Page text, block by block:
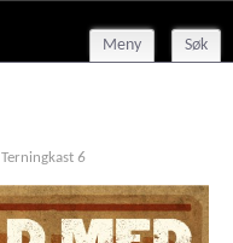
Meny Søk
Terningkast 6